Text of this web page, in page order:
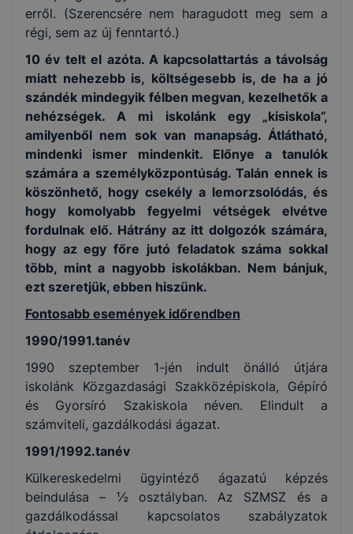
erről. (Szerencsére nem haragudott meg sem a
régi, sem az új fenntartó.)
10 év telt el azóta. A kapcsolattartás a távolság
miatt nehezebb is, költségesebb is, de ha a jó
szándék mindegyik félben megvan, kezelhetők a
nehézségek. A mi iskolánk egy „kisiskola”,
amilyenből nem sok van manapság. Átlátható,
mindenki ismer mindenkit. Előnye a tanulók
számára a személyközpontúság. Talán ennek is
köszönhető, hogy csekély a lemorzsolódás, és
hogy komolyabb fegyelmi vétségek elvétve
fordulnak elő. Hátrány az itt dolgozók számára,
hogy az egy főre jutó feladatok száma sokkal
több, mint a nagyobb iskolákban. Nem bánjuk,
ezt szeretjük, ebben hiszünk.
Fontosabb események időrendben
1990/1991.tanév
1990 szeptember 1-jén indult önálló útjára
iskolánk Közgazdasági Szakközépiskola, Gépíró
és Gyorsíró Szakiskola néven. Elindult a
számviteli, gazdálkodási ágazat.
1991/1992.tanév
Külkereskedelmi ügyintéző ágazatú képzés
beindulása – ½ osztályban. Az SZMSZ és a
gazdálkodással kapcsolatos szabályzatok